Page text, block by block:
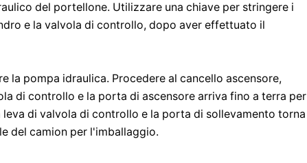
del portellone. Utilizzare una chiave per stringere i
e la valvola di controllo, dopo aver effettuato il
la pompa idraulica. Procedere al cancello ascensore,
di controllo e la porta di ascensore arriva fino a terra per
leva di valvola di controllo e la porta di sollevamento torna
del camion per l'imballaggio.